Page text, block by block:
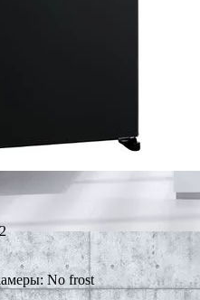
No frost